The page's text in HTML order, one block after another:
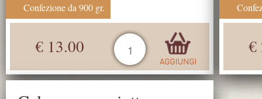
Confezione da 900 gr.
€ 13.00 €